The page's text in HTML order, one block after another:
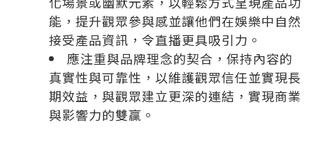
能，提升觀眾參與感並讓他們在娛樂中自然
接受產品資訊，令直播更具吸引力。
應注重與品牌理念的契合，保持內容的
真實性與可靠性，以維護觀眾信任並實現長
期效益，與觀眾建立更深的連結，實現商業
與影響力的雙贏。